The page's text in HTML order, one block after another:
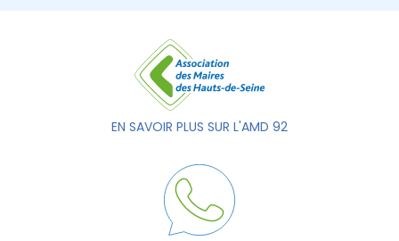
EN SAVOIR PLUS SUR L'AMD 92